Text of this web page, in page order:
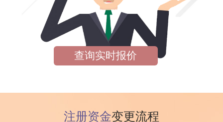
查询实时报价
注册资金变更流程